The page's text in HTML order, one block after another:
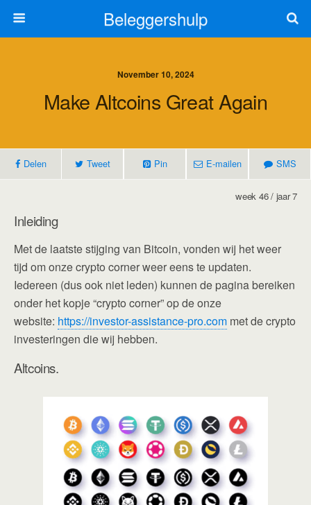
Beleggershulp
November 10, 2024
Make Altcoins Great Again
Delen Tweet Pin E-mailen SMS
week 46 / jaar 7
Inleiding
Met de laatste stijging van Bitcoin, vonden wij het weer
tijd om onze crypto corner weer eens te updaten.
Iedereen (dus ook niet leden) kunnen de pagina bereiken
onder het kopje “crypto corner” op de onze
website: https://investor-assistance-pro.com met de crypto
investeringen die wij hebben.
Altcoins.